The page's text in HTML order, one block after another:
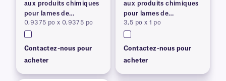
aux produits chimiques
pour lames de
microscope
0,9375 po x 0,9375 po
Contactez-nous pour
acheter
aux produits chimiques
pour lames de
microscope
3,5 po x 1 po
Contactez-nous pour
acheter